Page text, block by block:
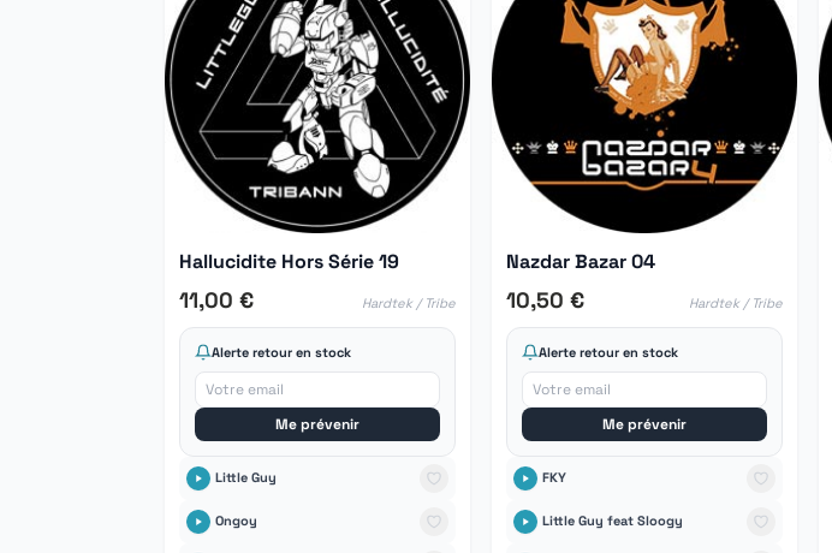
Hallucidite Hors Série 19
11,00 € Hardtek / Tribe
Alerte retour en stock
Me prévenir
Little Guy
Ongoy
Nazdar Bazar 04
10,50 € Hardtek / Tribe
Alerte retour en stock
Me prévenir
FKY
Little Guy feat Sloogy